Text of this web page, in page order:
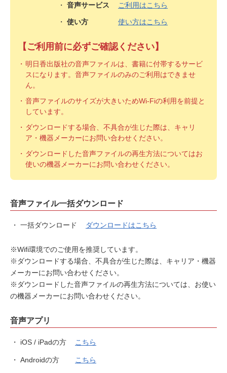
・ 音声サービス ご利用はこちら
・ 使い方 使い方はこちら
【ご利用前に必ずご確認ください】
明日香出版社の音声ファイルは、書籍に付帯するサービ
スになります。音声ファイルのみのご利用はできませ
ん。
音声ファイルのサイズが大きいためWi-Fiの利用を前提と
しています。
ダウンロードする場合、不具合が生じた際は、キャリ
ア・機器メーカーにお問い合わせください。
ダウンロードした音声ファイルの再生方法についてはお
使いの機器メーカーにお問い合わせください。
音声ファイル一括ダウンロード
・ 一括ダウンロード ダウンロードはこちら
※Wifi環境でのご使用を推奨しています。
※ダウンロードする場合、不具合が生じた際は、キャリア・機器
メーカーにお問い合わせください。
※ダウンロードした音声ファイルの再生方法については、お使い
の機器メーカーにお問い合わせください。
音声アプリ
・ iOS / iPadの方 こちら
・ Androidの方 こちら